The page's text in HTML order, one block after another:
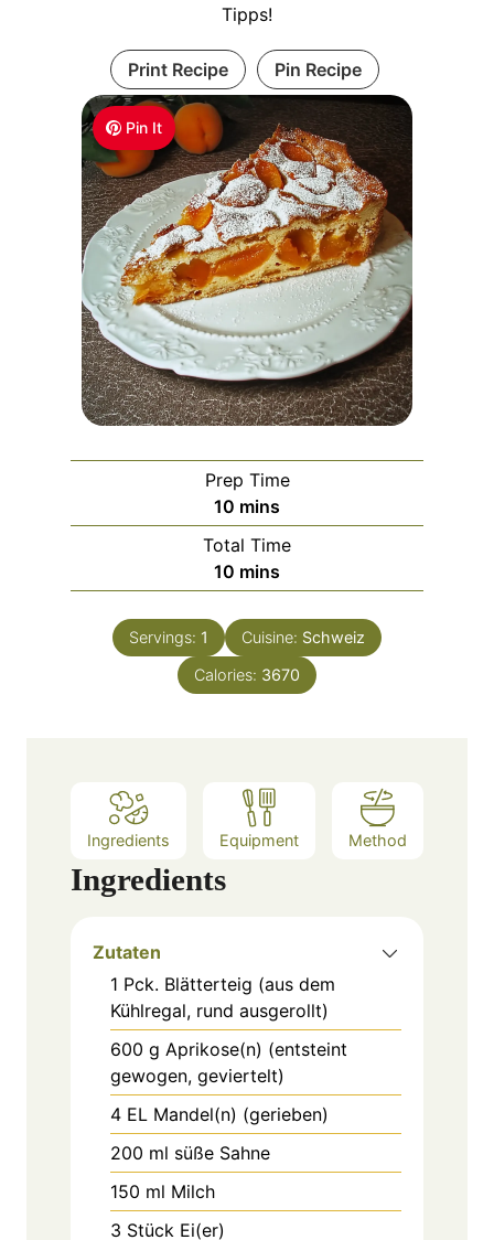
Pin It
Tipps!
Print Recipe Pin Recipe
Prep Time
10 m
i
n
u
e
s
mins
Total Time
10 m
i
n
u
t
mins
Servings: 1 Cuisine: Schweiz
Calories: 3670
Ingredients Equipment Method
Ingredients
Zutaten
1 Pck. Blätterteig (aus dem
Kühlregal, rund ausgerollt)
600 g Aprikose(n) (entsteint
gewogen, geviertelt)
4 EL Mandel(n) (gerieben)
200 ml süße Sahne
150 ml Milch
3 Stück Ei(er)